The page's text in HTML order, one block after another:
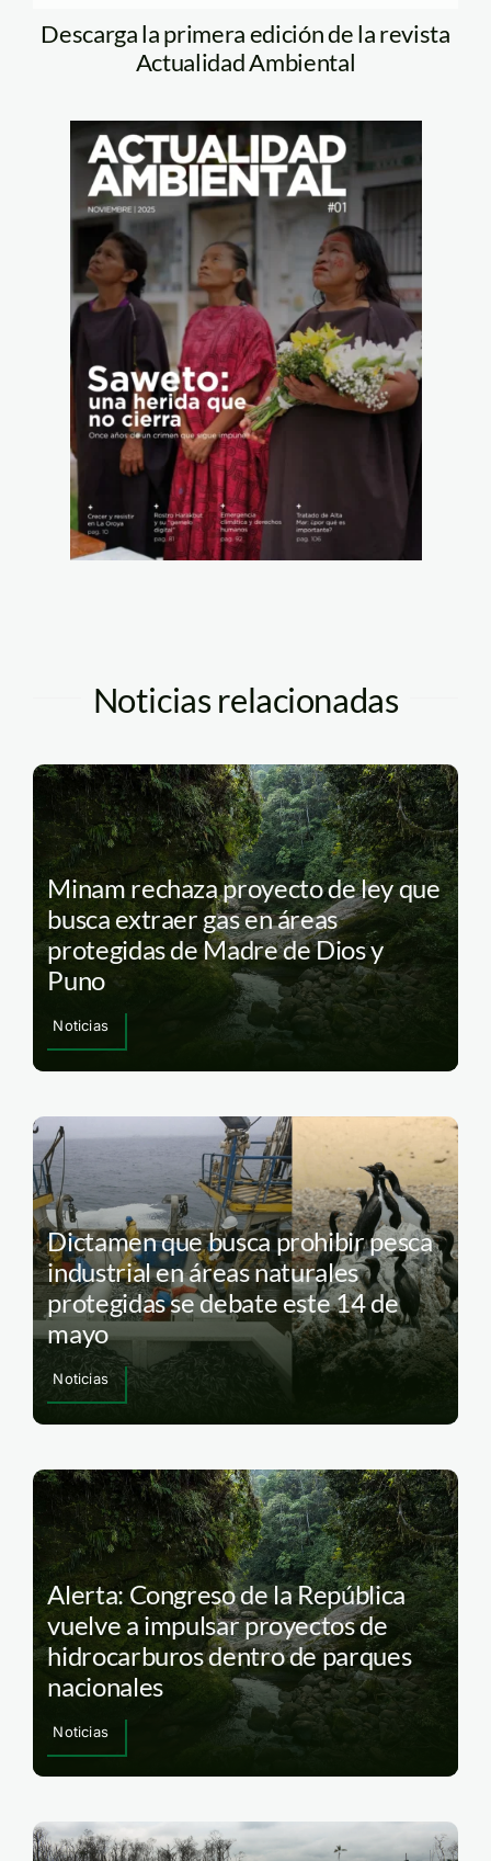
Descarga la primera edición de la revista
Actualidad Ambiental
Noticias relacionadas
Minam rechaza proyecto de ley que
busca extraer gas en áreas
protegidas de Madre de Dios y
Puno
Noticias
Dictamen que busca prohibir pesca
industrial en áreas naturales
protegidas se debate este 14 de
mayo
Noticias
Alerta: Congreso de la República
vuelve a impulsar proyectos de
hidrocarburos dentro de parques
nacionales
Noticias